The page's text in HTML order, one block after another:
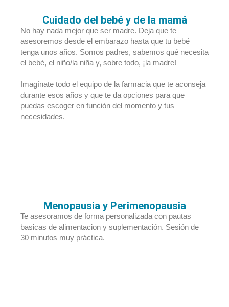
Cuidado del bebé y de la mamá
No hay nada mejor que ser madre. Deja que te
asesoremos desde el embarazo hasta que tu bebé
tenga unos años. Somos padres, sabemos qué necesita
el bebé, el niño/la niña y, sobre todo, ¡la madre!
Imagínate todo el equipo de la farmacia que te aconseja
durante esos años y que te da opciones para que
puedas escoger en función del momento y tus
necesidades.
Menopausia y Perimenopausia
Te asesoramos de forma personalizada con pautas
basicas de alimentacion y suplementación. Sesión de
30 minutos muy práctica.